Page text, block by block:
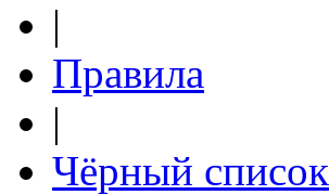
|
Правила
|
Чёрный список